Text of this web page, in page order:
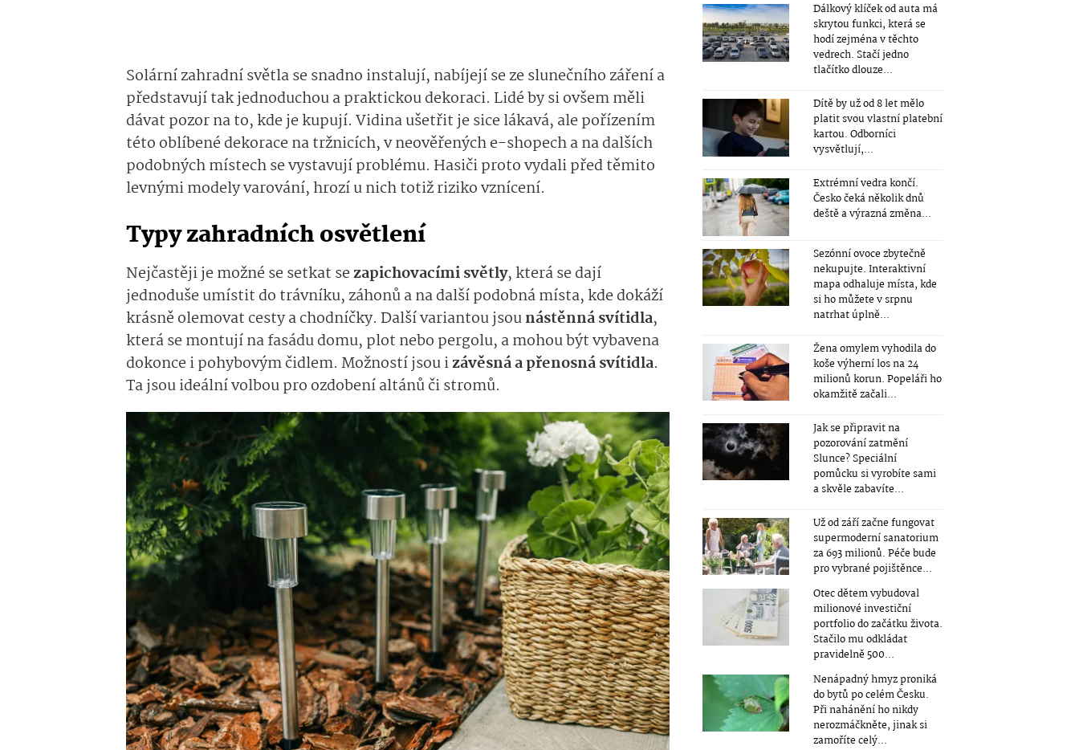
Solární zahradní světla se snadno instalují, nabíjejí se ze slunečního záření a
představují tak jednoduchou a praktickou dekoraci. Lidé by si ovšem měli
dávat pozor na to, kde je kupují. Vidina ušetřit je sice lákavá, ale pořízením
této oblíbené dekorace na tržnicích, v neověřených e-shopech a na dalších
podobných místech se vystavují problému. Hasiči proto vydali před těmito
levnými modely varování, hrozí u nich totiž riziko vznícení.
Typy zahradních osvětlení
Nejčastěji je možné se setkat sezapichovacími světly, která se dají
jednoduše umístit do trávníku, záhonů a na další podobná místa, kde dokáží
krásně olemovat cesty a chodníčky. Další variantou jsounástěnná svítidla,
která se montují na fasádu domu, plot nebo pergolu, a mohou být vybavena
dokonce i pohybovým čidlem. Možností jsou izávěsná a přenosná svítidla.
Ta jsou ideální volbou pro ozdobení altánů či stromů.
Dálkový klíček od auta má
skrytou funkci, která se
hodí zejména v těchto
vedrech. Stačí jedno
tlačítko dlouze...
Dítě by už od 8 let mělo
platit svou vlastní platební
kartou. Odborníci
vysvětlují,...
Extrémní vedra končí.
Česko čeká několik dnů
deště a výrazná změna...
Sezónní ovoce zbytečně
nekupujte. Interaktivní
mapa odhaluje místa, kde
si ho můžete v srpnu
natrhat úplně...
Žena omylem vyhodila do
koše výherní los na 24
milionů korun. Popeláři ho
okamžitě začali...
Jak se připravit na
pozorování zatmění
Slunce? Speciální
pomůcku si vyrobíte sami
a skvěle zabavíte...
Už od září začne fungovat
supermoderní sanatorium
za 693 milionů. Péče bude
pro vybrané pojištěnce...
Otec dětem vybudoval
milionové investiční
portfolio do začátku života.
Stačilo mu odkládat
pravidelně 500...
Nenápadný hmyz proniká
do bytů po celém Česku.
Při nahánění ho nikdy
nerozmáčkněte, jinak si
zamoříte celý...